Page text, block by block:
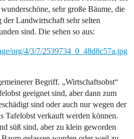
sehr große Bäume, die
Landwirtschaft sehr selten
sind. Die sehen so aus:
org/4/3/7/2539734_0_48d8c57a.jpg
Begriff. „Wirtschaftsobst“
geeignet sind, aber dann zum
sind oder auch nur wegen der
Tafelobst verkauft werden können.
süß sind, aber zu klein geworden